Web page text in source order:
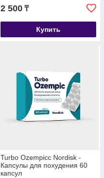
2 500 ₸
Купить
Turbo Ozempicc Nordisk -
Капсулы для похудения 60
капсул